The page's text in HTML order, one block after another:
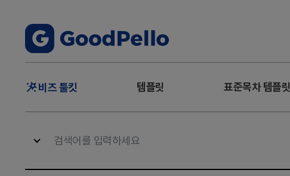
주
뉴
비즈 툴킷 템플릿 표준목차 템플릿